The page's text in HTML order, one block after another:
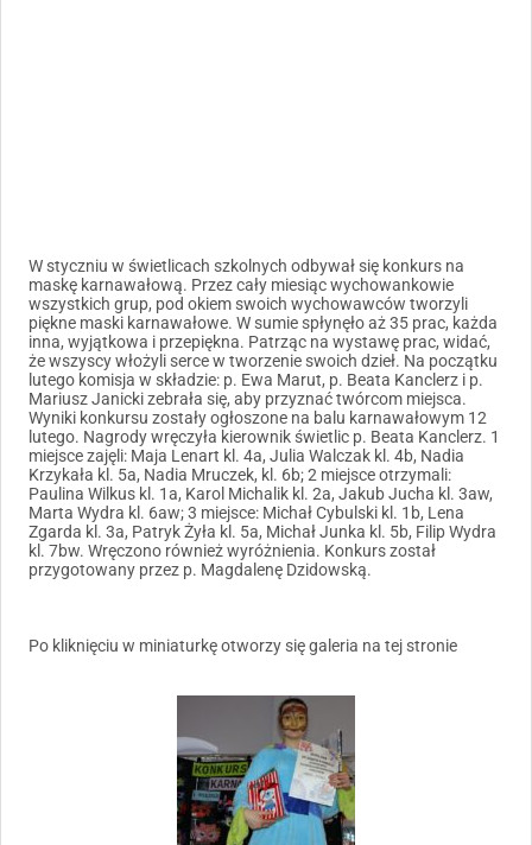
W styczniu w świetlicach szkolnych odbywał się konkurs na
maskę karnawałową. Przez cały miesiąc wychowankowie
wszystkich grup, pod okiem swoich wychowawców tworzyli
piękne maski karnawałowe. W sumie spłynęło aż 35 prac, każda
inna, wyjątkowa i przepiękna. Patrząc na wystawę prac, widać,
że wszyscy włożyli serce w tworzenie swoich dzieł. Na początku
lutego komisja w składzie: p. Ewa Marut, p. Beata Kanclerz i p.
Mariusz Janicki zebrała się, aby przyznać twórcom miejsca.
Wyniki konkursu zostały ogłoszone na balu karnawałowym 12
lutego. Nagrody wręczyła kierownik świetlic p. Beata Kanclerz. 1
miejsce zajęli: Maja Lenart kl. 4a, Julia Walczak kl. 4b, Nadia
Krzykała kl. 5a, Nadia Mruczek, kl. 6b; 2 miejsce otrzymali:
Paulina Wilkus kl. 1a, Karol Michalik kl. 2a, Jakub Jucha kl. 3aw,
Marta Wydra kl. 6aw; 3 miejsce: Michał Cybulski kl. 1b, Lena
Zgarda kl. 3a, Patryk Żyła kl. 5a, Michał Junka kl. 5b, Filip Wydra
kl. 7bw. Wręczono również wyróżnienia. Konkurs został
przygotowany przez p. Magdalenę Dzidowską.
Po kliknięciu w miniaturkę otworzy się galeria na tej stronie